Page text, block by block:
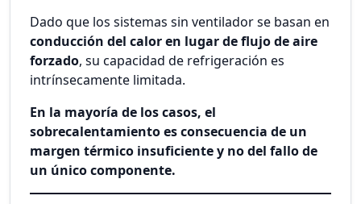
Dado que los sistemas sin ventilador se basan en
conducción del calor en lugar de flujo de aire
forzado, su capacidad de refrigeración es
intrínsecamente limitada.
En la mayoría de los casos, el
sobrecalentamiento es consecuencia de un
margen térmico insuficiente y no del fallo de
un único componente.